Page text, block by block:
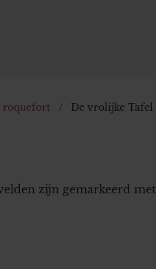
roquefort De vrolijke Tafel
zijn gemarkeerd met